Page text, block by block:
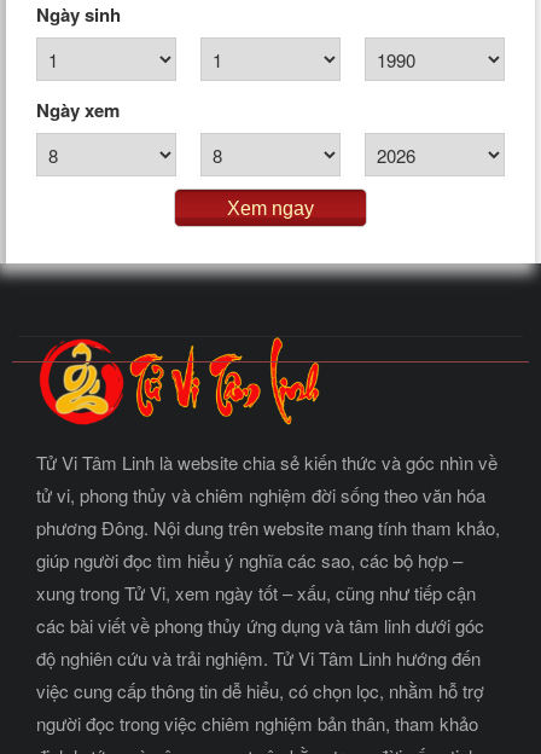
Ngày sinh
Ngày xem
Xem ngay
Tử Vi Tâm Linh là website chia sẻ kiến thức và góc nhìn về
tử vi, phong thủy và chiêm nghiệm đời sống theo văn hóa
phương Đông. Nội dung trên website mang tính tham khảo,
giúp người đọc tìm hiểu ý nghĩa các sao, các bộ hợp –
xung trong Tử Vi, xem ngày tốt – xấu, cũng như tiếp cận
các bài viết về phong thủy ứng dụng và tâm linh dưới góc
độ nghiên cứu và trải nghiệm. Tử Vi Tâm Linh hướng đến
việc cung cấp thông tin dễ hiểu, có chọn lọc, nhằm hỗ trợ
người đọc trong việc chiêm nghiệm bản thân, tham khảo